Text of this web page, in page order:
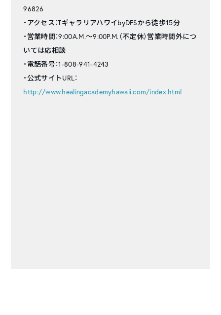
96826
・アクセス：TギャラリアハワイbyDFSから徒歩15分
・営業時間：9:00A.M.～9:00P.M.（不定休）営業時間外につ
いては応相談
・電話番号：1-808-941-4243
・公式サイトURL：
http://www.healingacademyhawaii.com/index.html